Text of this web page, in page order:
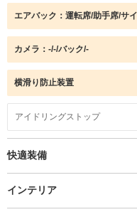
エアバック：運転席/助手席/サ
カメラ：-/-/バック/-
横滑り防止装置
アイドリングストップ
快適装備
インテリア